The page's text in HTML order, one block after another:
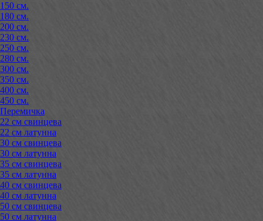
150 см.
180 см.
200 см.
230 см.
250 см.
280 см.
300 см.
350 см.
400 см.
450 см.
Перемичка
22 см свинцева
22 см латунна
30 см свинцева
30 см латунна
35 см свинцева
35 см латунна
40 см свинцева
40 см латунна
50 см свинцева
50 см латунна